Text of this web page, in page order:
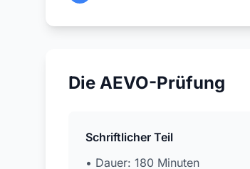
Die AEVO-Prüfung
Schriftlicher Teil
• Dauer: 180 Minuten